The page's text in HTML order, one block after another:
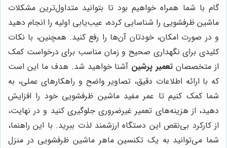
گام با شما همراه خواهیم بود تا بتوانید متداول‌ترین مشکلات
ماشین ظرفشویی را شناسایی کرده، عیب‌یابی اولیه را انجام دهید
و در صورت امکان، خودتان آن‌ها را رفع کنید. همچنین، با نکات
کلیدی برای نگهداری صحیح و زمان مناسب برای درخواست کمک
از متخصصان تعمیر پرشین آشنا خواهید شد. هدف ما این است
که با ارائه اطلاعات دقیق، تصاویر واضح و راهکارهای عملی، به
شما کمک کنیم تا عمر مفید ماشین ظرفشویی خود را افزایش
دهید، از هزینه‌های تعمیر غیرضروری جلوگیری کنید و در نهایت،
از کارکرد بی‌نقص این دستگاه ارزشمند لذت ببرید. با این راهنما،
شما می‌توانید به یک تکنسین ماهر ماشین ظرفشویی در منزل